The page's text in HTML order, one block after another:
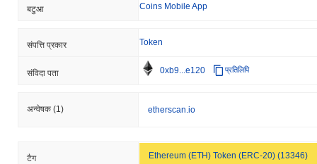
बटुआ Coins Mobile App
संपत्ति प्रकार Token
संविदा पता 0xb9...e120 प्रतिलिपि
अन्वेषक (1) etherscan.io
टैग Ethereum (ETH) Token (ERC-20) (13346)